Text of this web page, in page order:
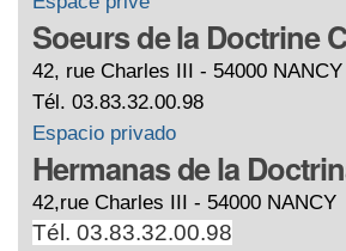
Soeurs de la Doctrine
42, rue Charles III - 54000 NANCY
Tél. 03.83.32.00.98
Espacio privado
Hermanas de la
42,rue Charles III - 54000 NANCY
Tél. 03.83.32.00.98